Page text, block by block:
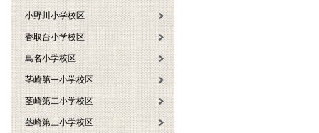
小野川小学校区
香取台小学校区
島名小学校区
茎崎第一小学校区
茎崎第二小学校区
茎崎第三小学校区